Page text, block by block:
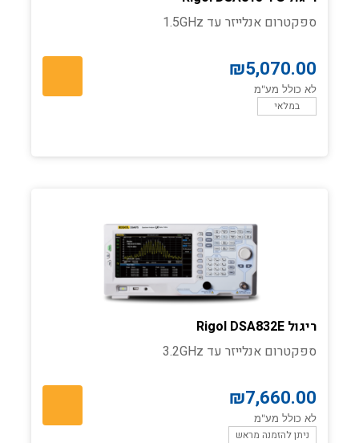
ספקטרום אנלייזר עד 1.5GHz
₪5,070.00
לא כולל מע"מ
במלאי
ריגול Rigol DSA832E
ספקטרום אנלייזר עד 3.2GHz
₪7,660.00
לא כולל מע"מ
ניתן להזמנה מראש